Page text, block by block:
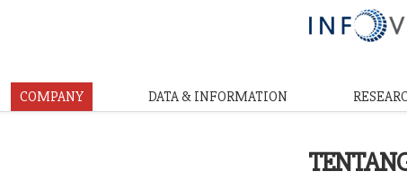
COMPANY DATA & INFORMATION